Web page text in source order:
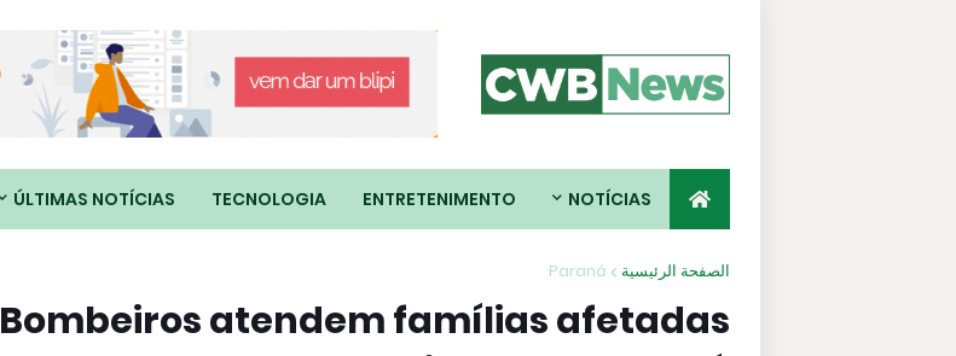
NOTÍCIAS
ENTRETENIMENTO
TECNOLOGIA
ÚLTIMAS NOTÍCIAS
الصفحة الرئيسية Paraná
Bombeiros atendem famílias afetadas